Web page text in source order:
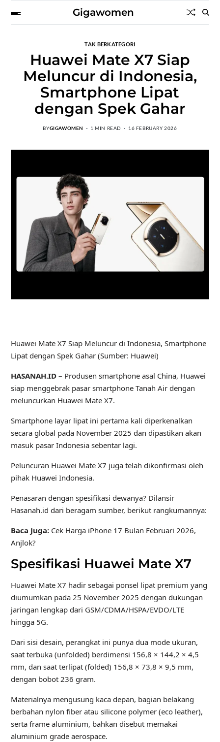
Gigawomen
TAK BERKATEGORI
Huawei Mate X7 Siap
Meluncur di Indonesia,
Smartphone Lipat
dengan Spek Gahar
BYGIGAWOMEN 1 MIN READ 16 FEBRUARY 2026
Huawei Mate X7 Siap Meluncur di Indonesia, Smartphone
Lipat dengan Spek Gahar (Sumber: Huawei)
HASANAH.ID – Produsen smartphone asal China, Huawei
siap menggebrak pasar smartphone Tanah Air dengan
meluncurkan Huawei Mate X7.
Smartphone layar lipat ini pertama kali diperkenalkan
secara global pada November 2025 dan dipastikan akan
masuk pasar Indonesia sebentar lagi.
Peluncuran Huawei Mate X7 juga telah dikonfirmasi oleh
pihak Huawei Indonesia.
Penasaran dengan spesifikasi dewanya? Dilansir
Hasanah.id dari beragam sumber, berikut rangkumannya:
Baca Juga: Cek Harga iPhone 17 Bulan Februari 2026,
Anjlok?
Spesifikasi Huawei Mate X7
Huawei Mate X7 hadir sebagai ponsel lipat premium yang
diumumkan pada 25 November 2025 dengan dukungan
jaringan lengkap dari GSM/CDMA/HSPA/EVDO/LTE
hingga 5G.
Dari sisi desain, perangkat ini punya dua mode ukuran,
saat terbuka (unfolded) berdimensi 156,8 × 144,2 × 4,5
mm, dan saat terlipat (folded) 156,8 × 73,8 × 9,5 mm,
dengan bobot 236 gram.
Materialnya mengusung kaca depan, bagian belakang
berbahan nylon fiber atau silicone polymer (eco leather),
serta frame aluminium, bahkan disebut memakai
aluminium grade aerospace.